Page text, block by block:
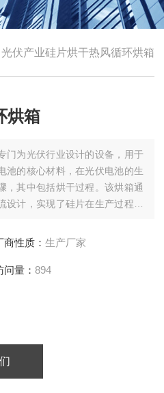
光伏产业硅片烘干热风循环烘箱
烘箱
门为光伏行业设计的设备，用于
池的核心材料，在光伏电池的生
，其中包括烘干过程。该烘箱通
计，实现了硅片在生产过程中
商性质： 生产厂家
问量： 894